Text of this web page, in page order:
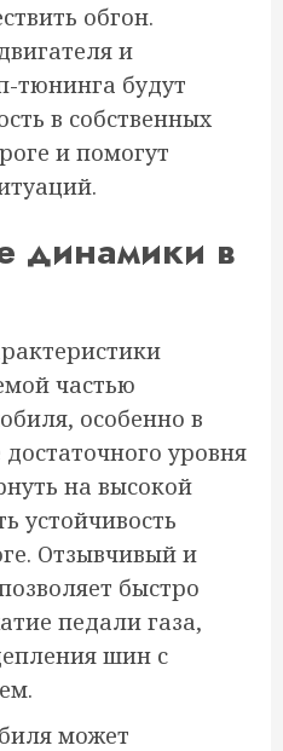
обгон.
и
тюнинга будут
в собственных
и помогут
динамики в
частью
особенно в
уровня
на высокой
устойчивость
Отзывчивый и
быстро
педали газа,
шин с
может